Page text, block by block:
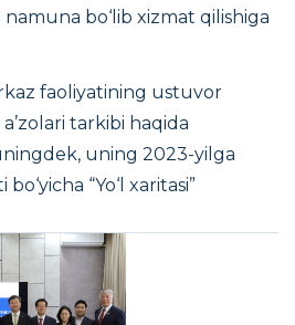
bo‘lib xizmat qilishiga
faoliyatining ustuvor
tarkibi haqida
uning 2023-yilga
“Yo‘l xaritasi”